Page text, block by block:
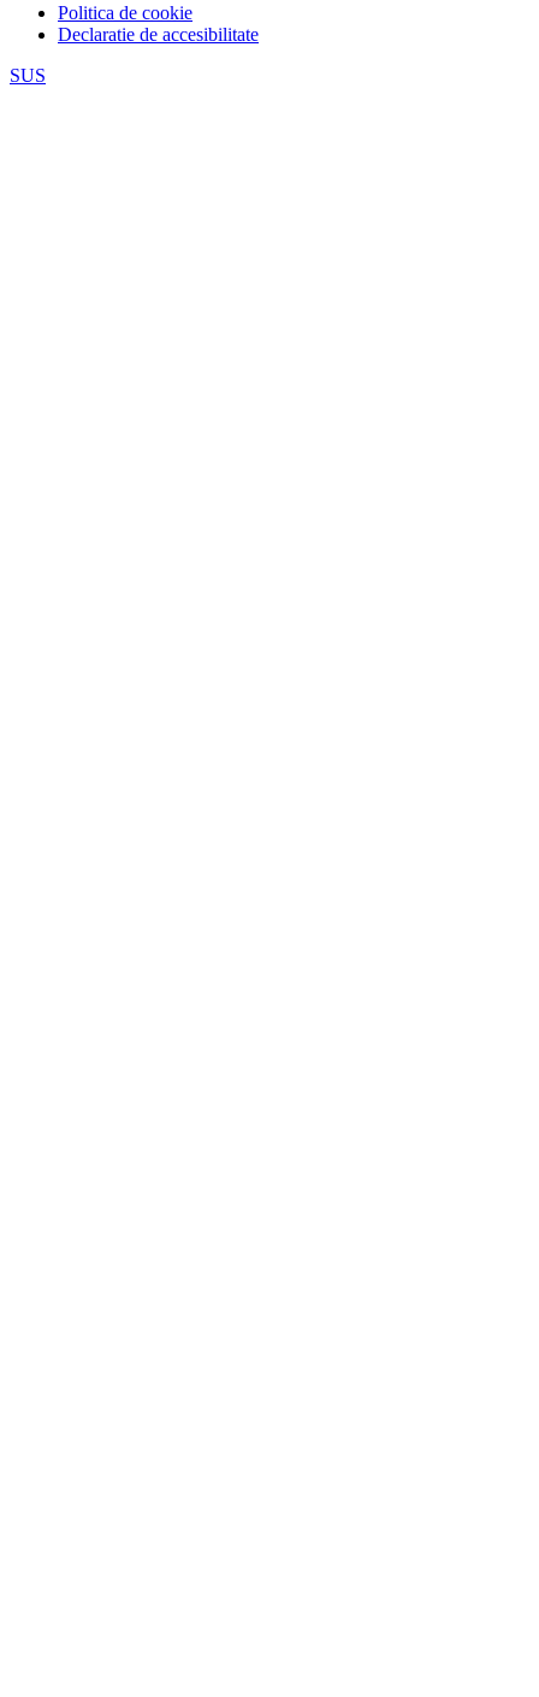
Politica de cookie
Declaratie de accesibilitate
SUS